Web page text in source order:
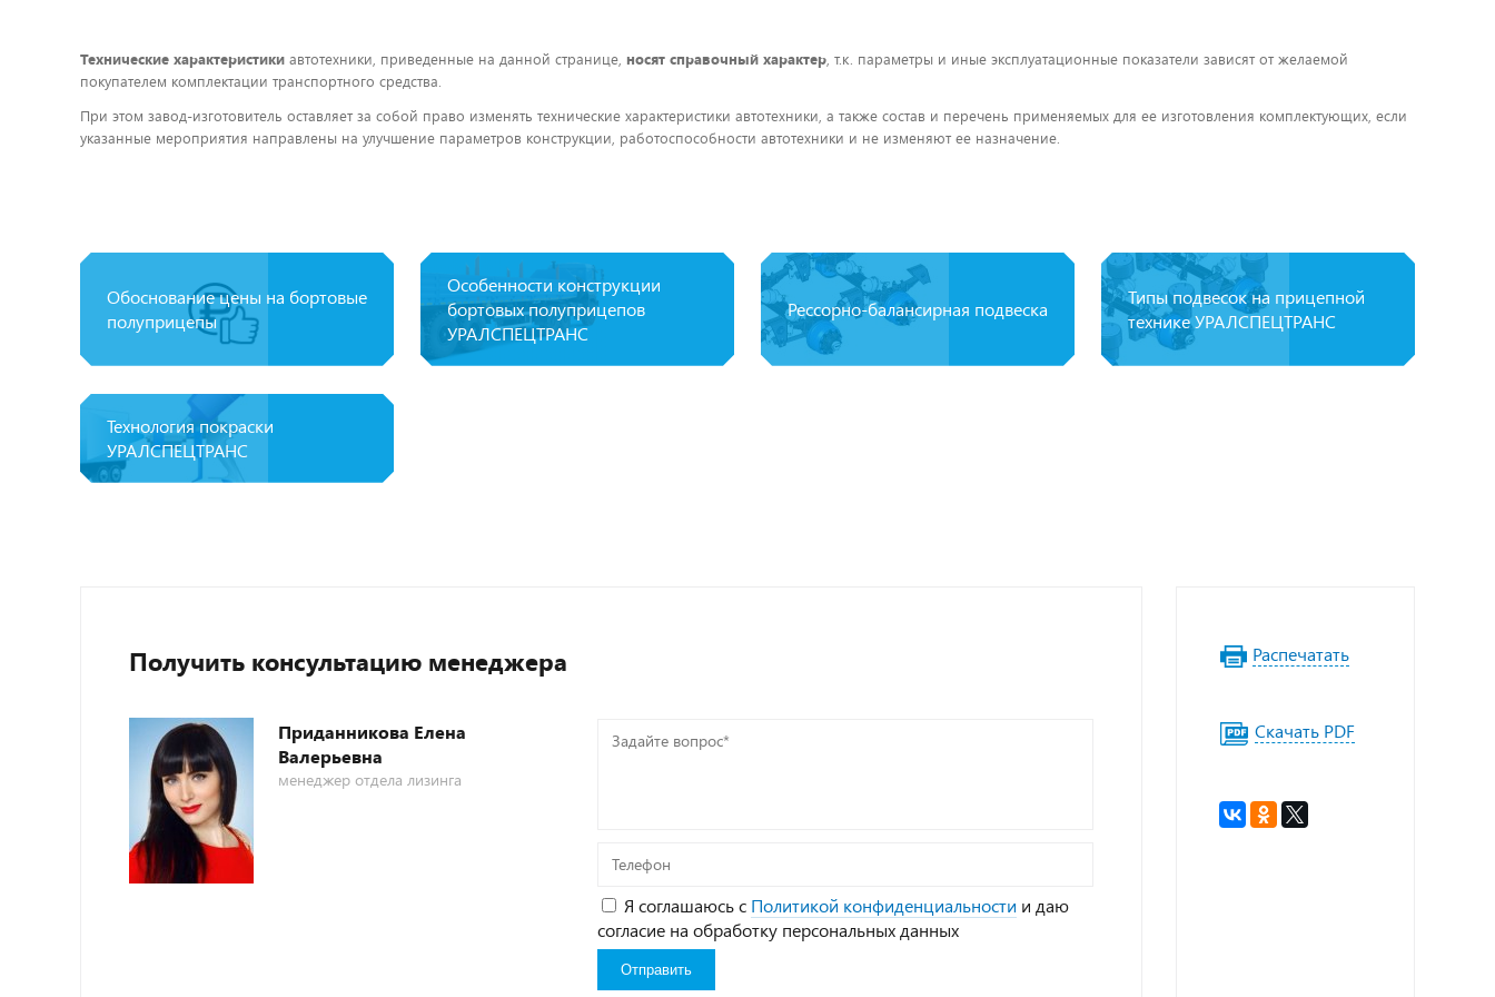
Технические характеристики автотехники, приведенные на данной странице, носят справочный характер, т.к. параметры и иные эксплуатационные показатели зависят от желаемой
покупателем комплектации транспортного средства.
При этом завод-изготовитель оставляет за собой право изменять технические характеристики автотехники, а также состав и перечень применяемых для ее изготовления комплектующих, если
указанные мероприятия направлены на улучшение параметров конструкции, работоспособности автотехники и не изменяют ее назначение.
Обоснование цены на бортовые
полуприцепы
Особенности конструкции
бортовых полуприцепов
УРАЛСПЕЦТРАНС
Рессорно-балансирная подвеска
Типы подвесок на прицепной
технике УРАЛСПЕЦТРАНС
Технология покраски
УРАЛСПЕЦТРАНС
Получить консультацию менеджера
Приданникова Елена
Валерьевна
менеджер отдела лизинга
Задайте
Телефон
Я соглашаюсь с Политикой конфиденциальности и даю
согласие на обработку персональных данных
Распечатать
Скачать PDF